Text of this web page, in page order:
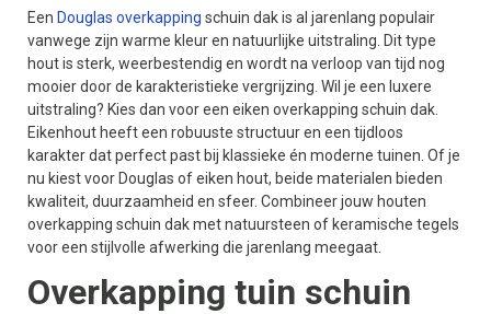
Een Douglas overkapping schuin dak is al jarenlang populair
vanwege zijn warme kleur en natuurlijke uitstraling. Dit type
hout is sterk, weerbestendig en wordt na verloop van tijd nog
mooier door de karakteristieke vergrijzing. Wil je een luxere
uitstraling? Kies dan voor een eiken overkapping schuin dak.
Eikenhout heeft een robuuste structuur en een tijdloos
karakter dat perfect past bij klassieke én moderne tuinen. Of je
nu kiest voor Douglas of eiken hout, beide materialen bieden
kwaliteit, duurzaamheid en sfeer. Combineer jouw houten
overkapping schuin dak met natuursteen of keramische tegels
voor een stijlvolle afwerking die jarenlang meegaat.
Overkapping tuin schuin